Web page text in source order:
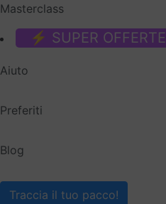
Masterclass
⚡ SUPER OFFERTE
Aiuto
Preferiti
Blog
Traccia il tuo pacco!